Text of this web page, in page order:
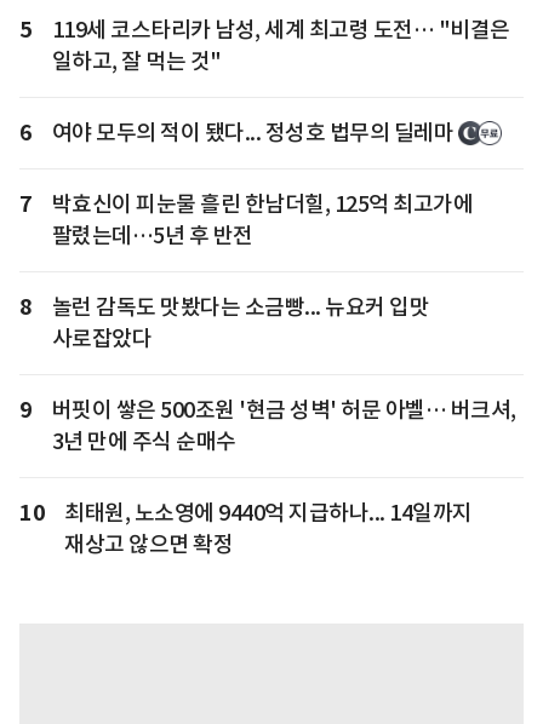
5
119세 코스타리카 남성, 세계 최고령 도전… "비결은
일하고, 잘 먹는 것"
6 여야 모두의 적이 됐다... 정성호 법무의 딜레마
7
박효신이 피눈물 흘린 한남더힐, 125억 최고가에
팔렸는데…5년 후 반전
8
놀런 감독도 맛봤다는 소금빵... 뉴요커 입맛
사로잡았다
9
버핏이 쌓은 500조원 '현금 성벽' 허문 아벨… 버크셔,
3년 만에 주식 순매수
10
최태원, 노소영에 9440억 지급하나... 14일까지
재상고 않으면 확정